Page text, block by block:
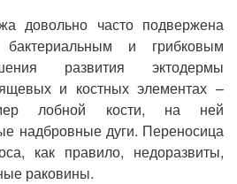
довольно часто подвержена
и грибковым
развития эктодермы
и костных элементах –
лобной кости, на ней
надбровные дуги. Переносица
как правило, недоразвиты,
раковины.